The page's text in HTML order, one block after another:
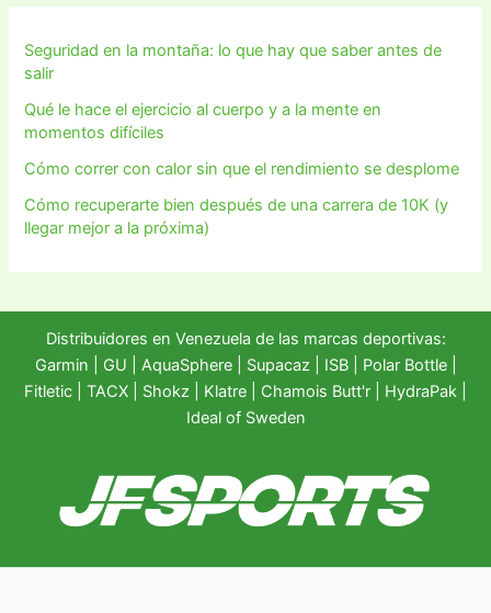
Seguridad en la montaña: lo que hay que saber antes de
salir
Qué le hace el ejercicio al cuerpo y a la mente en
momentos difíciles
Cómo correr con calor sin que el rendimiento se desplome
Cómo recuperarte bien después de una carrera de 10K (y
llegar mejor a la próxima)
Distribuidores en Venezuela de las marcas deportivas:
Garmin
GU AquaSphere| Supacaz | ISB | Polar Bottle|
Fitletic
TACX Shokz Klatre Chamois Butt'r HydraPak
Ideal of Sweden